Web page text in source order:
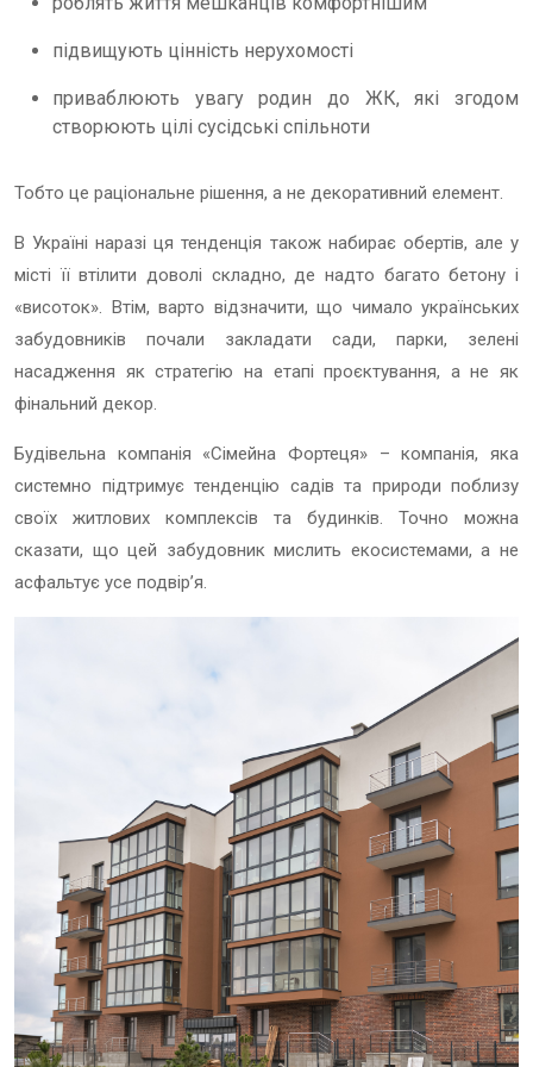
підвищують цінність нерухомості
приваблюють увагу родин до ЖК, які згодом
створюють цілі сусідські спільноти
Тобто це раціональне рішення, а не декоративний елемент.
В Україні наразі ця тенденція також набирає обертів, але у
місті її втілити доволі складно, де надто багато бетону і
«висоток». Втім, варто відзначити, що чимало українських
забудовників почали закладати сади, парки, зелені
насадження як стратегію на етапі проєктування, а не як
фінальний декор.
Будівельна компанія «Сімейна Фортеця» – компанія, яка
системно підтримує тенденцію садів та природи поблизу
своїх житлових комплексів та будинків. Точно можна
сказати, що цей забудовник мислить екосистемами, а не
асфальтує усе подвірʼя.